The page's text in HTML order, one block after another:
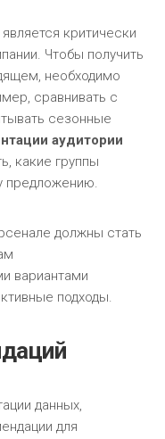
критически
Чтобы получить
необходимо
сравнивать с
сезонные
аудитории
какие группы
предложению.
должны стать
вариантами
подходы.
данных,
для